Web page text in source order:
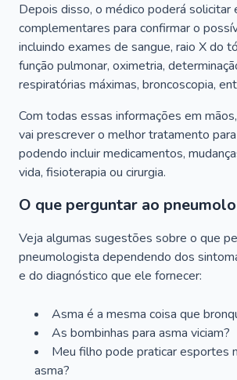
Depois disso, o médico poderá solicitar
complementares para confirmar o
incluindo exames de sangue, raio X do
função pulmonar, oximetria,
respiratórias máximas, broncoscopia,
Com todas essas informações em
vai prescrever o melhor tratamento
podendo incluir medicamentos,
vida, fisioterapia ou cirurgia.
O que perguntar ao
Veja algumas sugestões sobre o que
pneumologista dependendo dos
e do diagnóstico que ele fornecer:
Asma é a mesma coisa que
As bombinhas para asma viciam?
Meu filho pode praticar esportes
asma?